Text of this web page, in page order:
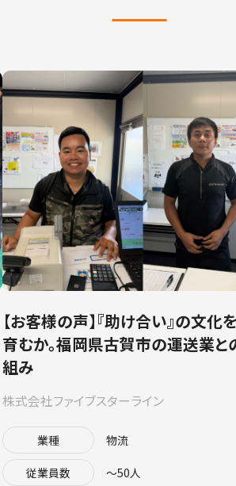
【お客様の声】『助け合い』の文化
育むか。福岡県古賀市の運送業と
組み
株式会社ファイブスターライン
業種 物流
従業員数 〜50人